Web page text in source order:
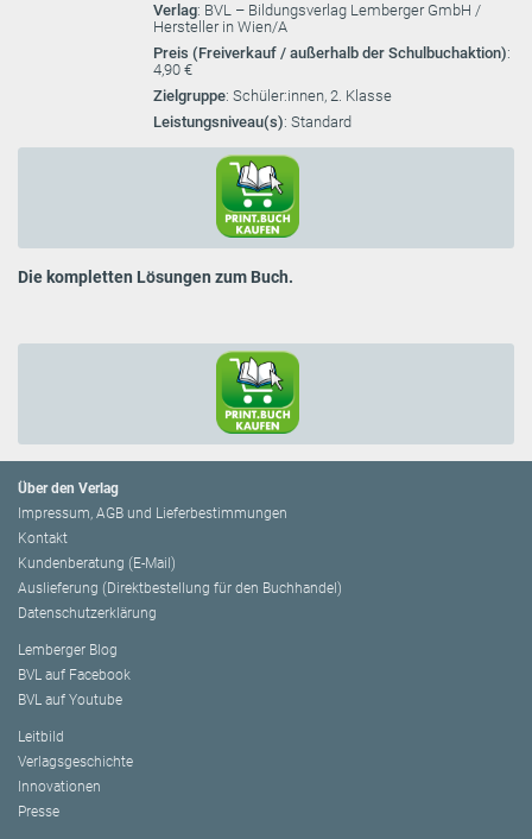
Verlag: BVL – Bildungsverlag Lemberger GmbH /
Hersteller in Wien/A
Preis (Freiverkauf / außerhalb der Schulbuchaktion):
4,90 €
Zielgruppe: Schüler:innen, 2. Klasse
Leistungsniveau(s): Standard
Die kompletten Lösungen zum Buch.
Über den Verlag
Impressum, AGB und Lieferbestimmungen
Kontakt
Kundenberatung (E-Mail)
Auslieferung (Direktbestellung für den Buchhandel)
Datenschutzerklärung
Lemberger Blog
BVL auf Facebook
BVL auf Youtube
Leitbild
Verlagsgeschichte
Innovationen
Presse